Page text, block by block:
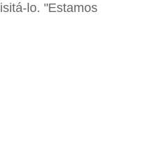
lo. "Estamos